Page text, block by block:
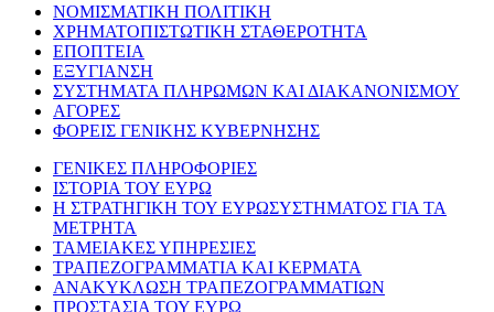
ΝΟΜΙΣΜΑΤΙΚΗ ΠΟΛΙΤΙΚΗ
ΧΡΗΜΑΤΟΠΙΣΤΩΤΙΚΗ ΣΤΑΘΕΡΟΤΗΤΑ
ΕΠΟΠΤΕΙΑ
ΕΞΥΓΙΑΝΣΗ
ΣΥΣΤΗΜΑΤΑ ΠΛΗΡΩΜΩΝ ΚΑΙ ΔΙΑΚΑΝΟΝΙΣΜΟΥ
ΑΓΟΡΕΣ
ΦΟΡΕΙΣ ΓΕΝΙΚΗΣ ΚΥΒΕΡΝΗΣΗΣ
ΓΕΝΙΚΕΣ ΠΛΗΡΟΦΟΡΙΕΣ
ΙΣΤΟΡΙΑ ΤΟΥ ΕΥΡΩ
Η ΣΤΡΑΤΗΓΙΚΗ ΤΟΥ ΕΥΡΩΣΥΣΤΗΜΑΤΟΣ ΓΙΑ ΤΑ
ΜΕΤΡΗΤΑ
ΤΑΜΕΙΑΚΕΣ ΥΠΗΡΕΣΙΕΣ
ΤΡΑΠΕΖΟΓΡΑΜΜΑΤΙΑ ΚΑΙ ΚΕΡΜΑΤΑ
ΑΝΑΚΥΚΛΩΣΗ ΤΡΑΠΕΖΟΓΡΑΜΜΑΤΙΩΝ
ΠΡΟΣΤΑΣΙΑ ΤΟΥ ΕΥΡΩ